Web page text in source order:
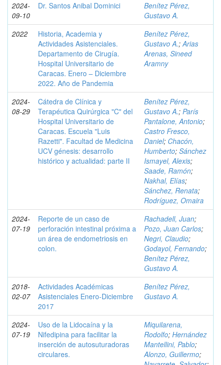
2024-
09-10
Dr. Santos Anibal Dominici
Benítez Pérez,
Gustavo A.
2022
Historia, Academia y
Actividades Asistenciales.
Departamento de Cirugía.
Hospital Universitario de
Caracas. Enero – Diciembre
2022. Año de Pandemia
Benítez Pérez,
Gustavo A.;Arias
Arenas, Sineed
Aramny
2024-
08-29
Cátedra de Clínica y
Terapéutica Quirúrgica "C" del
Hospital Universitario de
Caracas. Escuela "Luis
Razetti". Facultad de Medicina
UCV génesis: desarrollo
histórico y actualidad: parte II
Benítez Pérez,
Gustavo A.; París
Pantalone, Antonio;
Castro Fresco,
Daniel; Chacón,
Humberto; Sánchez
Ismayel, Alexis;
Saade, Ramón;
Nakhal, Elías;
Sánchez, Renata;
Rodríguez, Omaira
2024-
07-19
Reporte de un caso de
perforación intestinal próxima a
un área de endometriosis en
colon.
Rachadell, Juan;
Pozo, Juan Carlos;
Negri, Claudio;
Godayol, Fernando;
Benítez Pérez,
Gustavo A.
2018-
02-07
Actividades Académicas
Asistenciales Enero-Diciembre
2017
Benítez Pérez,
Gustavo A.
2024-
07-19
Uso de la Lidocaína y la
Nifedipina para facilitar la
inserción de autosuturadoras
circulares.
Miquilarena,
Rodolfo; Hernández
Mantellini, Pablo;
Alonzo, Guillermo;